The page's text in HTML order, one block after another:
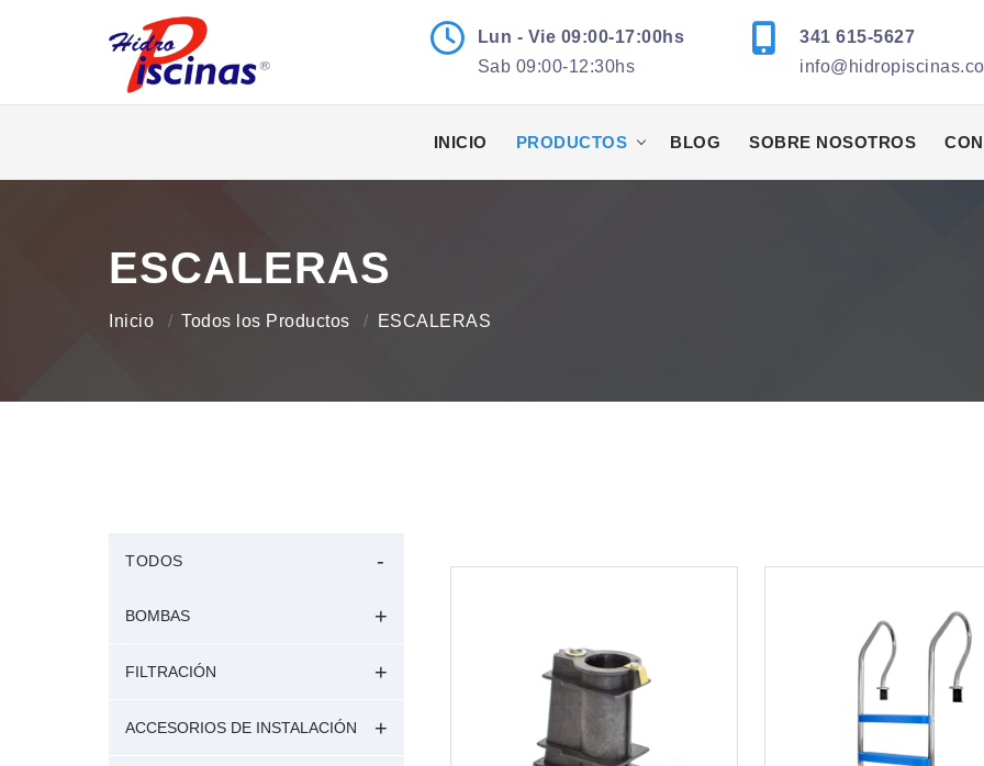
Lun - Vie 09:00-17:00hs
Sab 09:00-12:30hs
341 615-5627
INICIO PRODUCTOS BLOG SOBRE NOSOTROS
ESCALERAS
Inicio Todos los Productos ESCALERAS
TODOS
BOMBAS
FILTRACIÓN
ACCESORIOS DE INSTALACIÓN